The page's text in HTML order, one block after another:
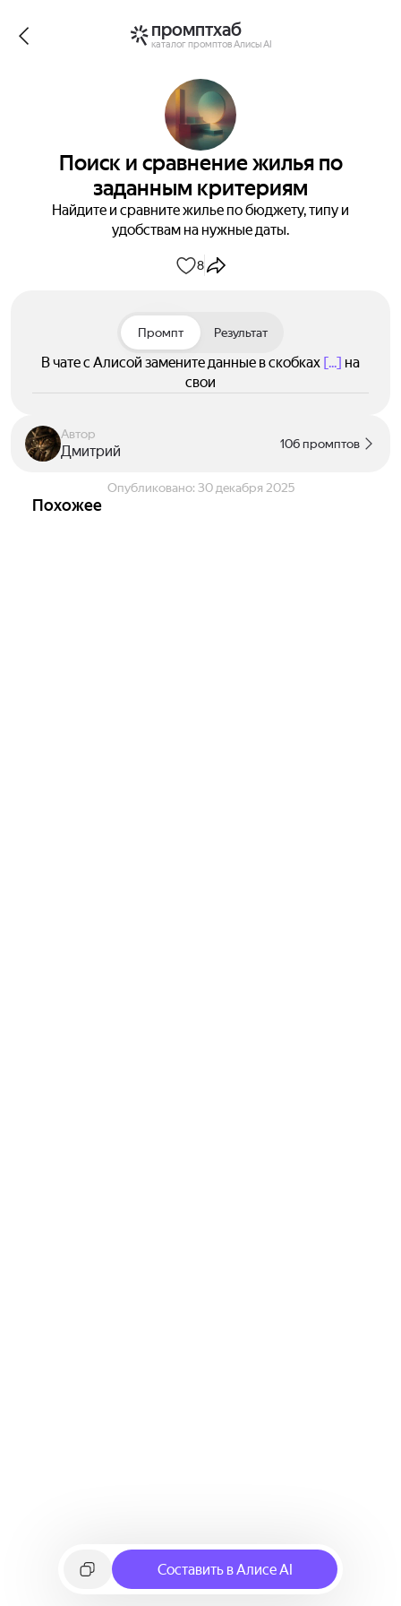
промптхаб
каталог промптов Алисы AI
Поиск и сравнение жилья по
заданным критериям
Найдите и сравните жилье по бюджету, типу и
удобствам на нужные даты.
8
Промпт Результат
В чате с Алисой замените данные в скобках [...] на
свои
Автор
Дмитрий 106 промптов
Опубликовано: 30 декабря 2025
Похожее
Составить в Алисе AI